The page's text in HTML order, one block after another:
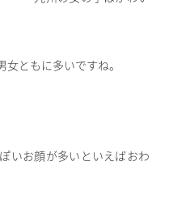
ともに多いですね。
いお顔が多いといえばおわ